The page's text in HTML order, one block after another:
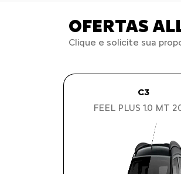
OFERTAS
Clique e solicite sua
C3
FEEL PLUS 1.0 MT